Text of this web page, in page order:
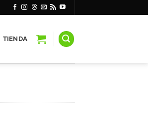
TIENDA